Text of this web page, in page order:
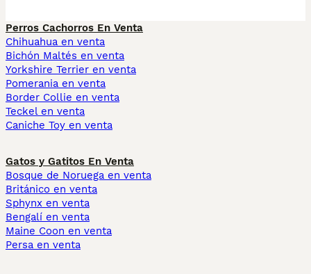
Perros Cachorros En Venta
Chihuahua en venta
Bichón Maltés en venta
Yorkshire Terrier en venta
Pomerania en venta
Border Collie en venta
Teckel en venta
Caniche Toy en venta
Gatos y Gatitos En Venta
Bosque de Noruega en venta
Británico en venta
Sphynx en venta
Bengalí en venta
Maine Coon en venta
Persa en venta